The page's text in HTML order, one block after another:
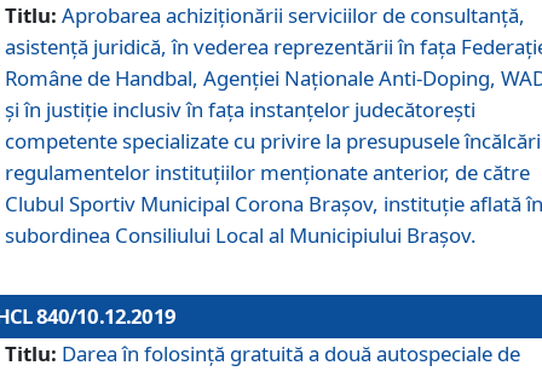
Titlu: Aprobarea achiziționării serviciilor de consultanță,
asistență juridică, în vederea reprezentării în fața
Române de Handbal, Agenției Naționale Anti-Doping,
și în justiție inclusiv în fața instanțelor judecătorești
competente specializate cu privire la presupusele
regulamentelor instituțiilor menționate anterior, de către
Clubul Sportiv Municipal Corona Braşov, instituție aflată în
subordinea Consiliului Local al Municipiului Brașov.
840/10.12.2019
Titlu: Darea în folosință gratuită a două autospeciale de